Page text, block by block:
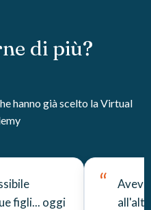
di più?
hanno già scelto la Virtual
figli... oggi
“